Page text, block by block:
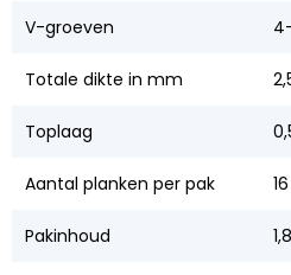
V-groeven
Totale dikte in mm
Toplaag
Aantal planken per pak 16
Pakinhoud